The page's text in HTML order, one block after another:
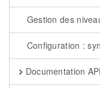
Gestion des
Configuration :
Documentation API